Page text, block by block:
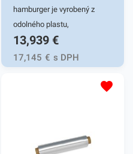
hamburger je vyrobený z
odolného plastu,
prostredníctvom ktorého je
praktickým pomocníkom pri
balení rôznych jedál. Taktiež
má skvelé termoregulačné
je vhodný na teplé jedlá a
13,939 €
17,145 € s DPH